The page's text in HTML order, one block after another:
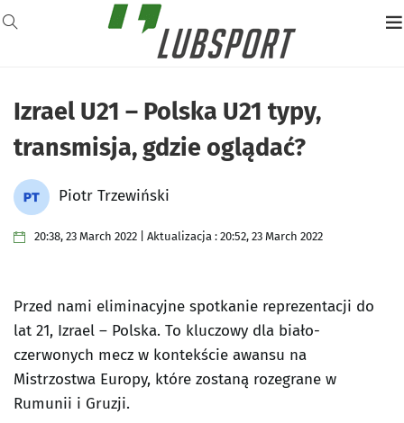
Izrael U21 – Polska U21 typy,
transmisja, gdzie oglądać?
Piotr Trzewiński
20:38, 23 March 2022 | Aktualizacja : 20:52, 23 March 2022
Przed nami eliminacyjne spotkanie reprezentacji do
lat 21, Izrael – Polska. To kluczowy dla biało-
czerwonych mecz w kontekście awansu na
Mistrzostwa Europy, które zostaną rozegrane w
Rumunii i Gruzji.